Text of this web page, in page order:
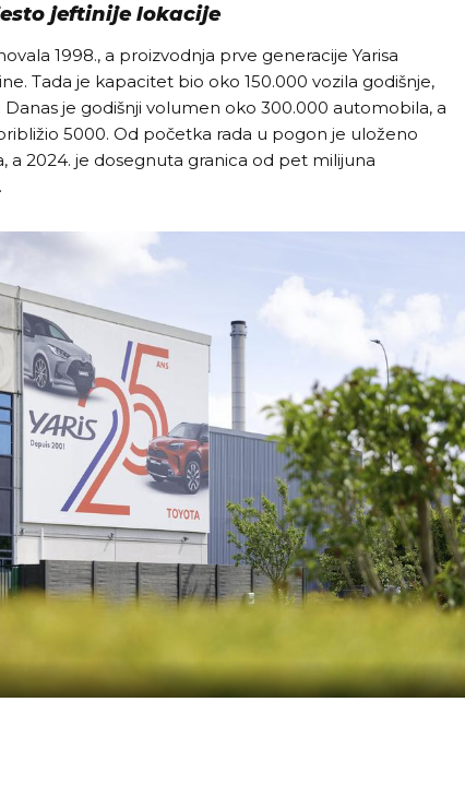
jeftinije lokacije
1998., a proizvodnja prve generacije Yarisa
Tada je kapacitet bio oko 150.000 vozila godišnje,
Danas je godišnji volumen oko 300.000 automobila, a
5000. Od početka rada u pogon je uloženo
a 2024. je dosegnuta granica od pet milijuna